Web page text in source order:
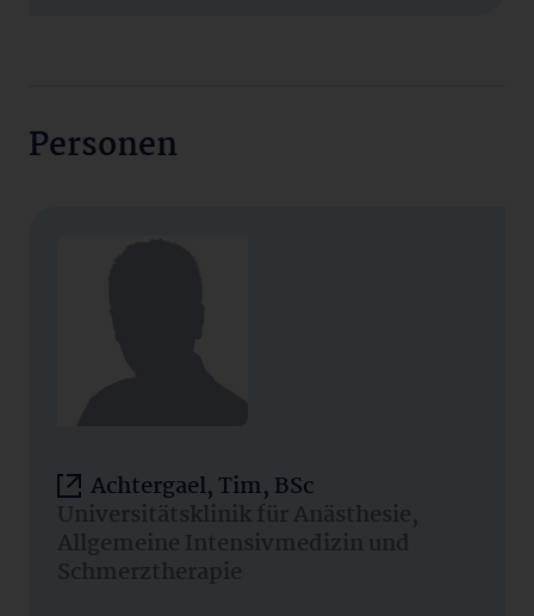
Personen
Achtergael, Tim, BSc
Universitätsklinik für Anästhesie,
Allgemeine Intensivmedizin und
Schmerztherapie